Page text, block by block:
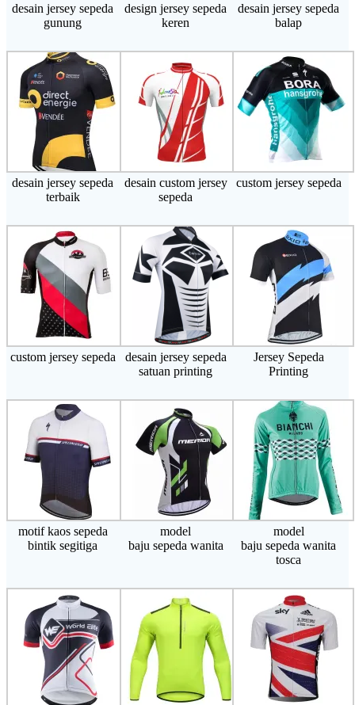
desain jersey sepeda
gunung
design jersey sepeda
keren
desain jersey sepeda
balap
desain jersey sepeda
terbaik
desain custom jersey
sepeda
custom jersey sepeda
custom jersey sepeda
desain jersey sepeda
satuan printing
Jersey Sepeda
Printing
motif kaos sepeda
bintik segitiga
model
baju sepeda wanita
model
baju sepeda wanita
tosca